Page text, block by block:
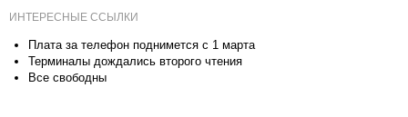
ИНТЕРЕСНЫЕ ССЫЛКИ
Плата за телефон поднимется с 1 марта
Терминалы дождались второго чтения
Все свободны